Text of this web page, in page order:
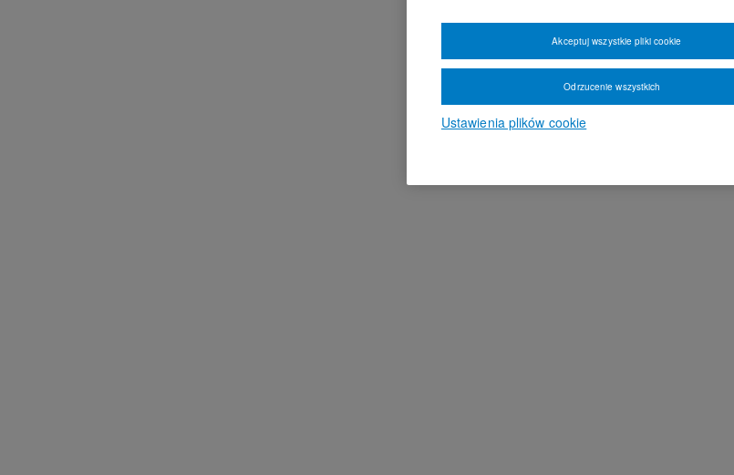
Ustawienia plików cookie
Odrzucenie wszystkich
Akceptuj wszystkie pliki cookie